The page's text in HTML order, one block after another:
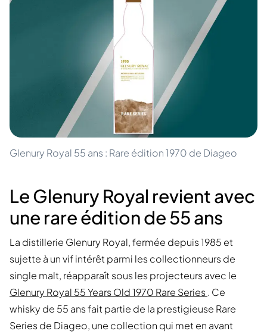
Glenury Royal 55 ans : Rare édition 1970 de Diageo
Le Glenury Royal revient avec
une rare édition de 55 ans
La distillerie Glenury Royal, fermée depuis 1985 et
sujette à un vif intérêt parmi les collectionneurs de
single malt, réapparaît sous les projecteurs avec le
Glenury Royal 55 Years Old 1970 Rare Series. Ce
whisky de 55 ans fait partie de la prestigieuse Rare
Series de Diageo, une collection qui met en avant